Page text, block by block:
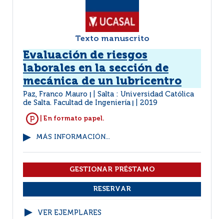
Texto manuscrito
Evaluación de riesgos
laborales en la sección de
mecánica de un lubricentro
Paz, Franco Mauro
Salta : Universidad Católica
de Salta. Facultad de Ingeniería
2019
| En formato papel.
MÁS INFORMACIÓN...
VER EJEMPLARES